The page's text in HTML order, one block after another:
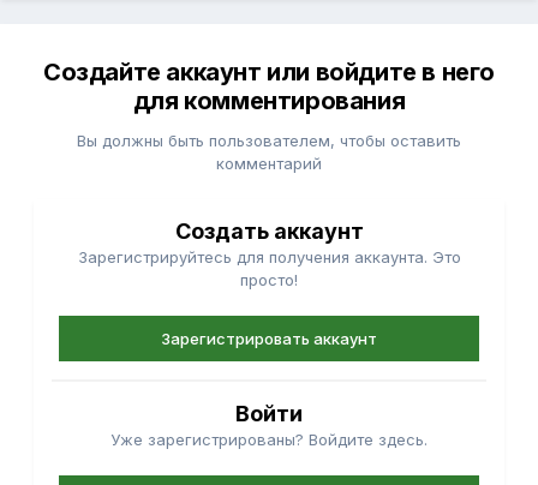
Создайте аккаунт или войдите в него
для комментирования
Вы должны быть пользователем, чтобы оставить
комментарий
Создать аккаунт
Зарегистрируйтесь для получения аккаунта. Это
просто!
Зарегистрировать аккаунт
Войти
Уже зарегистрированы? Войдите здесь.